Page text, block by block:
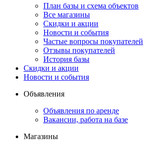
План базы и схема объектов
Все магазины
Скидки и акции
Новости и события
Частые вопросы покупателей
Отзывы покупателей
История базы
Скидки и акции
Новости и события
Объявления
Объявления по аренде
Вакансии, работа на базе
Магазины